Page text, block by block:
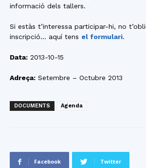
informació dels tallers.
Si estàs t’interessa participar-hi, no
inscripció… aquí tens el formulari.
Data: 2013-10-15
Adreça: Setembre – Octubre 2013
DOCUMENTS Agenda
Facebook Twitter